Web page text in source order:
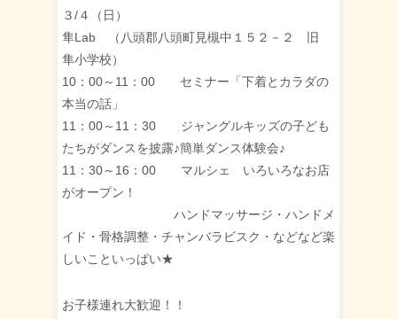
３/４（日）
隼Lab （八頭郡八頭町見槻中１５２－２ 旧
隼小学校）
10：00～11：00 セミナー「下着とカラダの
本当の話」
11：00～11：30 ジャングルキッズの子ども
たちがダンスを披露♪簡単ダンス体験会♪
11：30～16：00 マルシェ いろいろなお店
がオープン！
ハンドマッサージ・ハンドメ
イド・骨格調整・チャンバラビスク・などなど楽
しいこといっぱい★
お子様連れ大歓迎！！